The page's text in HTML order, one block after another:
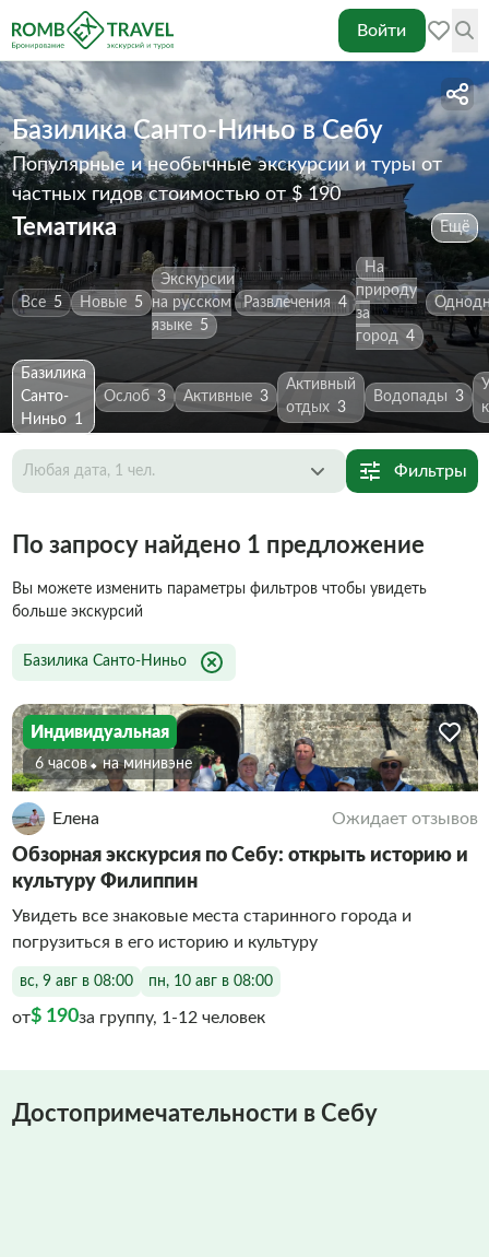
Войти
Базилика Санто-Ниньо в Себу
Популярные и необычные экскурсии и туры от
частных гидовстоимостью от $ 190
Тематика Ещё
Все 5 Новые 5
Экскурсии
на русском
языке
5
Развлечения 4
На
природу
за
город 4
Базилика
Санто-
Ниньо
1
Ослоб 3 Активные 3
Активный
отдых 3
Водопады 3
Любая дата, 1 чел. Фильтры
По запросу найдено 1 предложение
Вы можете изменить параметры фильтров чтобы увидеть
больше экскурсий
Базилика Санто-Ниньо
Индивидуальная
6 часов На минивэне
Елена Ожидает отзывов
Обзорная экскурсия по Себу: открыть историю и
культуру Филиппин
Увидеть все знаковые места старинного города и
погрузиться в его историю и культуру
вс, 9 авг в 08:00 пн, 10 авг в 08:00
от$ 190за группу, 1-12 человек
Достопримечательности в Себу